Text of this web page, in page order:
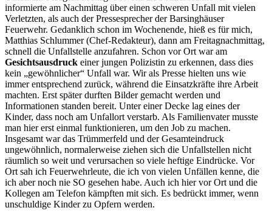
informierte am Nachmittag über einen schweren Unfall mit vielen
Verletzten, als auch der Pressesprecher der Barsinghäuser
Feuerwehr. Gedanklich schon im Wochenende, hieß es für mich,
Matthias Schlummer (Chef-Redakteur), dann am Freitagnachmittag,
schnell die Unfallstelle anzufahren. Schon vor Ort war am
Gesichtsausdruck einer jungen Polizistin zu erkennen, dass dies
kein „gewöhnlicher“ Unfall war. Wir als Presse hielten uns wie
immer entsprechend zurück, während die Einsatzkräfte ihre Arbeit
machten. Erst später durften Bilder gemacht werden und
Informationen standen bereit. Unter einer Decke lag eines der
Kinder, dass noch am Unfallort verstarb. Als Familienvater musste
man hier erst einmal funktionieren, um den Job zu machen.
Insgesamt war das Trümmerfeld und der Gesamteindruck
ungewöhnlich, normalerweise ziehen sich die Unfallstellen nicht
räumlich so weit und verursachen so viele heftige Eindrücke. Vor
Ort sah ich Feuerwehrleute, die ich von vielen Unfällen kenne, die
ich aber noch nie SO gesehen habe. Auch ich hier vor Ort und die
Kollegen am Telefon kämpften mit sich. Es bedrückt immer, wenn
unschuldige Kinder zu Opfern werden.